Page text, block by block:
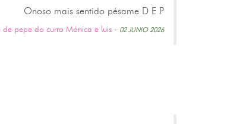
Onoso mais sentido pésame D E P
de pepe do curro Mónica e luis - 02 JUNIO 2026